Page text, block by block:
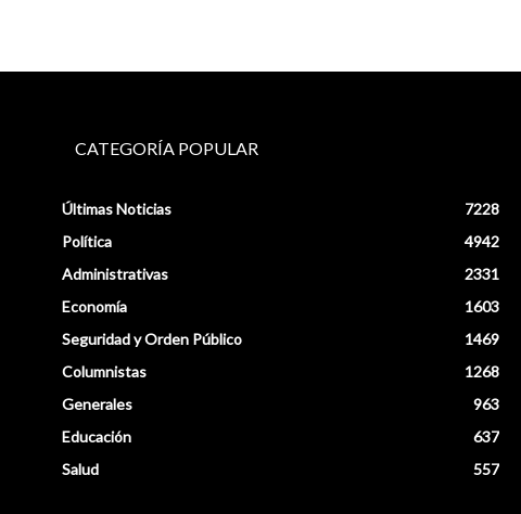
CATEGORÍA POPULAR
Últimas Noticias
7228
Política
4942
Administrativas
2331
Economía
1603
Seguridad y Orden Público
1469
Columnistas
1268
Generales
963
Educación
637
Salud
557